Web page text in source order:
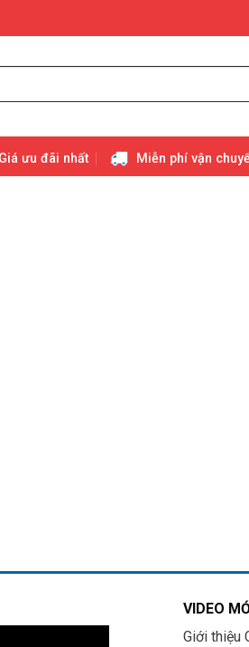
Giá ưu đãi nhất Miễn phí vận
VIDEO
Giới thiệu